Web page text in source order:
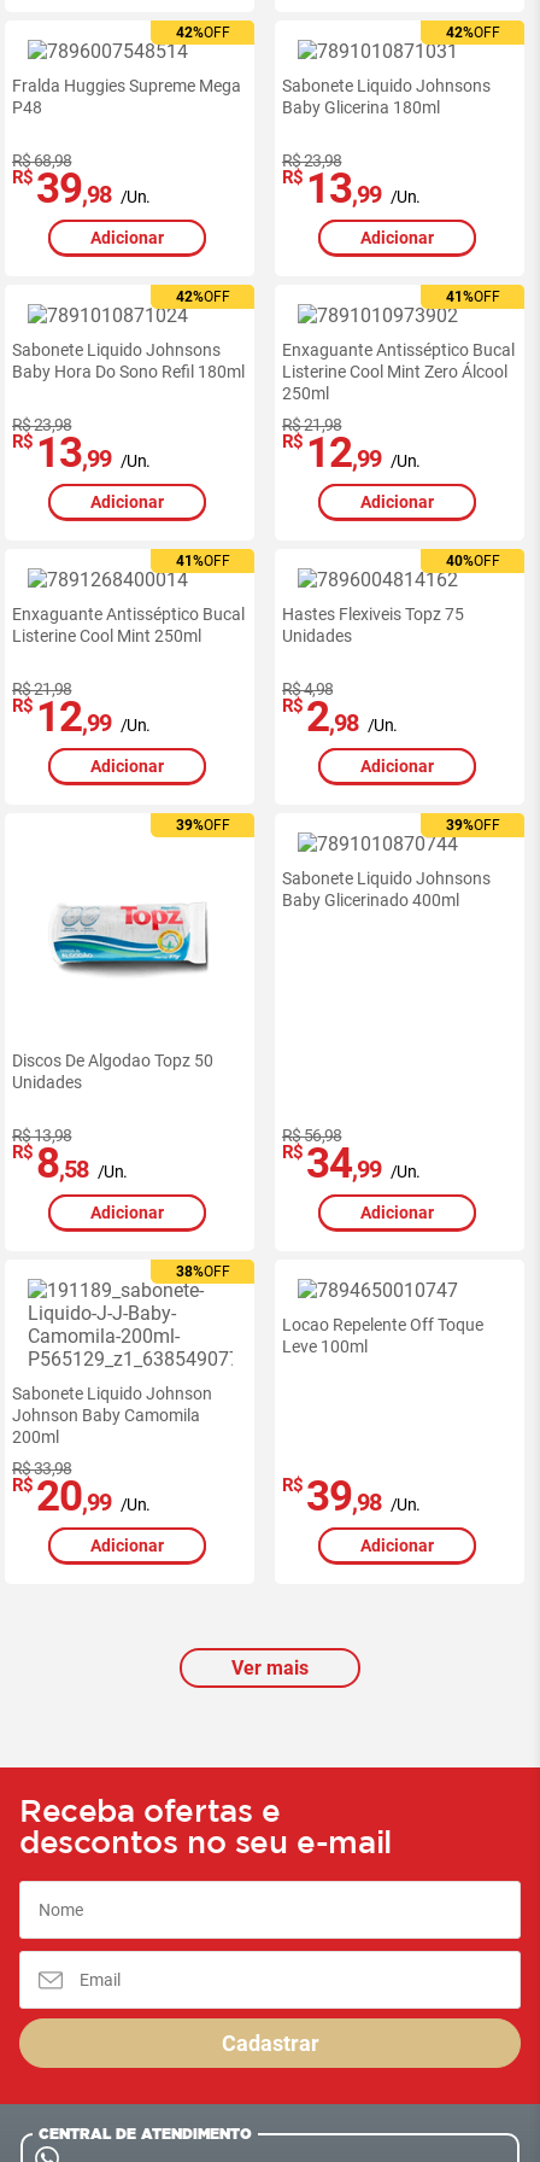
42%OFF
42%OFF
Fralda Huggies Supreme Mega
P48
R$ 68,98
R$ 39,98 /Un.
Adicionar
42%OFF
42%OFF
Sabonete Liquido Johnsons
Baby Glicerina 180ml
R$ 23,98
R$ 13,99 /Un.
Adicionar
42%OFF
42%OFF
Sabonete Liquido Johnsons
Baby Hora Do Sono Refil 180ml
R$ 23,98
R$ 13,99 /Un.
Adicionar
41%OFF
41%OFF
Enxaguante Antisséptico Bucal
Listerine Cool Mint Zero Álcool
250ml
R$ 21,98
R$ 12,99 /Un.
Adicionar
41%OFF
41%OFF
Enxaguante Antisséptico Bucal
Listerine Cool Mint 250ml
R$ 21,98
R$ 12,99 /Un.
Adicionar
40%OFF
40%OFF
Hastes Flexiveis Topz 75
Unidades
R$ 4,98
R$ 2,98 /Un.
Adicionar
39%OFF
39%OFF
Discos De Algodao Topz 50
Unidades
R$ 13,98
R$ 8,58 /Un.
Adicionar
39%OFF
39%OFF
Sabonete Liquido Johnsons
Baby Glicerinado 400ml
R$ 56,98
R$ 34,99 /Un.
Adicionar
38%OFF
38%OFF
Sabonete Liquido Johnson
Johnson Baby Camomila
200ml
R$ 33,98
R$ 20,99 /Un.
Adicionar
Locao Repelente Off Toque
Leve 100ml
R$ 39,98 /Un.
Adicionar
Ver mais
Receba ofertas e
descontos no seu e-mail
Cadastrar
CENTRAL DE ATENDIMENTO